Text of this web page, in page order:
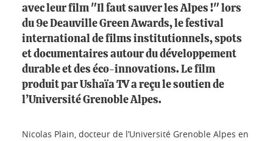
avec leur film "Il faut sauver les Alpes !" lors
du 9e Deauville Green Awards, le festival
international de films institutionnels, spots
et documentaires autour du développement
durable et des éco-innovations. Le film
produit par Ushaïa TV a reçu le soutien de
l’Université Grenoble Alpes.
Nicolas Plain, docteur de l’Université Grenoble Alpes en